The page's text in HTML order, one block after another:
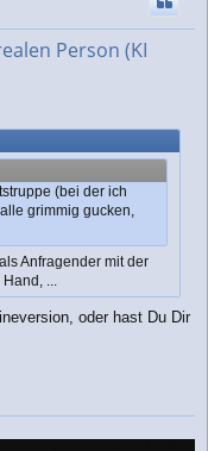
Person (KI
(bei der ich
grimmig gucken,
Anfragender mit der
...
oder hast Du Dir